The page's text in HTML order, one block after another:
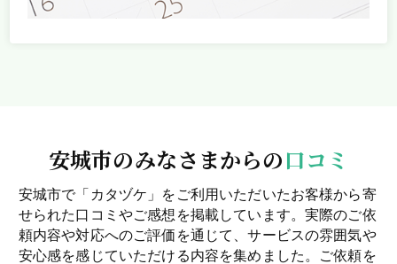
安城市のみなさまからの口コミ
安城市で「カタヅケ」をご利用いただいたお客様から寄
せられた口コミやご感想を掲載しています。実際のご依
頼内容や対応へのご評価を通じて、サービスの雰囲気や
安心感を感じていただける内容を集めました。ご依頼を